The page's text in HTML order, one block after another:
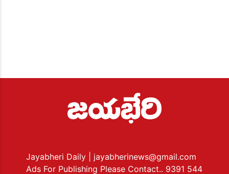
Jayabheri Daily
| jayabherinews@gmail.com
Ads For Publishing Please Contact.. 9391 544